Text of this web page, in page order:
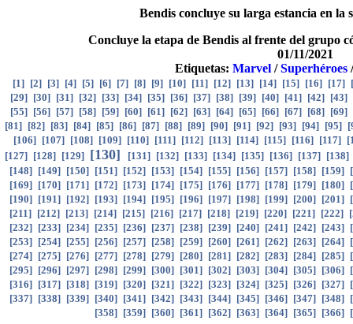
Bendis concluye su larga estancia en la
Concluye la etapa de Bendis al frente del grupo
01/11/2021
Etiquetas:Marvel /Superhéroes
[1] [2] [3] [4] [5] [6] [7] [8] [9] [10] [11] [12] [13] [14] [15] [16] [17] [
[29] [30] [31] [32] [33] [34] [35] [36] [37] [38] [39] [40] [41] [42] [43]
[55] [56] [57] [58] [59] [60] [61] [62] [63] [64] [65] [66] [67] [68] [69]
[81] [82] [83] [84] [85] [86] [87] [88] [89] [90] [91] [92] [93] [94] [95] [
[106] [107] [108] [109] [110] [111] [112] [113] [114] [115] [116] [117] [
[127] [128] [129] [130] [131] [132] [133] [134] [135] [136] [137] [138]
[148] [149] [150] [151] [152] [153] [154] [155] [156] [157] [158] [159] [
[169] [170] [171] [172] [173] [174] [175] [176] [177] [178] [179] [180] [
[190] [191] [192] [193] [194] [195] [196] [197] [198] [199] [200] [201] [
[211] [212] [213] [214] [215] [216] [217] [218] [219] [220] [221] [222] [
[232] [233] [234] [235] [236] [237] [238] [239] [240] [241] [242] [243] [
[253] [254] [255] [256] [257] [258] [259] [260] [261] [262] [263] [264] [
[274] [275] [276] [277] [278] [279] [280] [281] [282] [283] [284] [285] [
[295] [296] [297] [298] [299] [300] [301] [302] [303] [304] [305] [306] [
[316] [317] [318] [319] [320] [321] [322] [323] [324] [325] [326] [327] [
[337] [338] [339] [340] [341] [342] [343] [344] [345] [346] [347] [348] [
[358] [359] [360] [361] [362] [363] [364] [365] [366] [